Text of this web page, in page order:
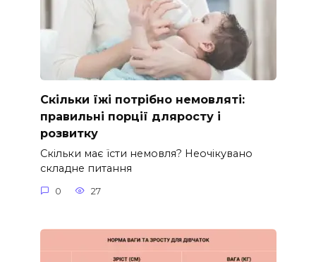
Скільки їжі потрібно немовляті:
правильні порції дляросту і
розвитку
Скільки має їсти немовля? Неочікувано
складне питання
0 27